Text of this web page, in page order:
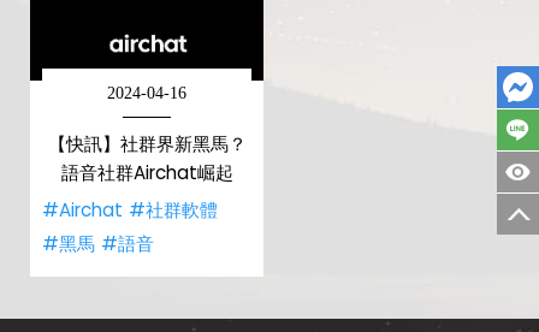
2024-04-16
【快訊】社群界新黑馬？
語音社群Airchat崛起
#Airchat #社群軟體
#黑馬 #語音